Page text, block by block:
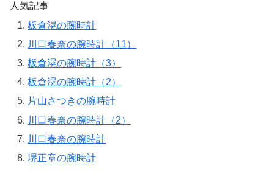
人気記事
板倉滉の腕時計
川口春奈の腕時計（11）
板倉滉の腕時計（3）
板倉滉の腕時計（2）
片山さつきの腕時計
川口春奈の腕時計（2）
川口春奈の腕時計
堺正章の腕時計